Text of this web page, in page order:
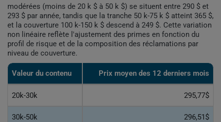
modérées (moins de 20 k $ à 50 k $) se situent entre 290 $ et
293 $ par année, tandis que la tranche 50 k-75 k $ atteint 365 $,
et la couverture 100 k-150 k $ descend à 249 $. Cette variation
non linéaire reflète l'ajustement des primes en fonction du
profil de risque et de la composition des réclamations par
niveau de couverture.
Valeur du contenu Prix moyen des 12 derniers mois
20k-30k 295,77$
30k-50k 296,51$